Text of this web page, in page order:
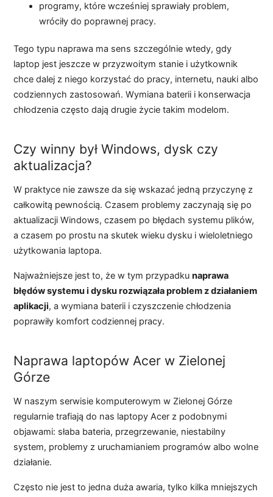
programy, które wcześniej sprawiały problem,
wróciły do poprawnej pracy.
Tego typu naprawa ma sens szczególnie wtedy, gdy
laptop jest jeszcze w przyzwoitym stanie i użytkownik
chce dalej z niego korzystać do pracy, internetu, nauki albo
codziennych zastosowań. Wymiana baterii i konserwacja
chłodzenia często dają drugie życie takim modelom.
Czy winny był Windows, dysk czy
aktualizacja?
W praktyce nie zawsze da się wskazać jedną przyczynę z
całkowitą pewnością. Czasem problemy zaczynają się po
aktualizacji Windows, czasem po błędach systemu plików,
a czasem po prostu na skutek wieku dysku i wieloletniego
użytkowania laptopa.
Najważniejsze jest to, że w tym przypadkunaprawa
błędów systemu i dysku rozwiązała problem z działaniem
aplikacji, a wymiana baterii i czyszczenie chłodzenia
poprawiły komfort codziennej pracy.
Naprawa laptopów Acer w Zielonej
Górze
W naszym serwisie komputerowym w Zielonej Górze
regularnie trafiają do nas laptopy Acer z podobnymi
objawami: słaba bateria, przegrzewanie, niestabilny
system, problemy z uruchamianiem programów albo wolne
działanie.
Często nie jest to jedna duża awaria, tylko kilka mniejszych